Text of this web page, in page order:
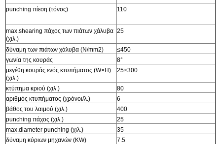
punching πίεση (τόνος) 110
max.shearing πάχος των πιάτων χάλυβα
(χιλ.)
25
δύναμη των πιάτων χάλυβα (N/mm2)
≤450
γωνία της κουράς
8°
μεγέθη κουράς ενός κτυπήματος (W×H)
(χιλ.)
25×300
κτύπημα κριού (χιλ.)
80
αριθμός κτυπήματος (χρόνοι/λ.)
6
βάθος του λαιμού (χιλ.)
400
punching πάχος (χιλ.)
25
max.diameter punching (χιλ.)
35
δύναμη κύριων μηχανών (KW)
7.5